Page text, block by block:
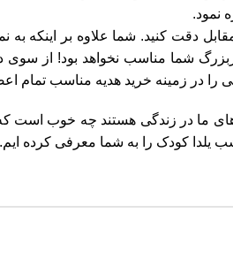
نمود.
کنید. شما علاوه بر اینکه به
شما مناسب نخواهد بود! از سوی
در زمینه خرید هدیه مناسب تمام
های ما در زندگی هستند چه خوب است
یلدا کودک را به شما معرفی کرده ایم.